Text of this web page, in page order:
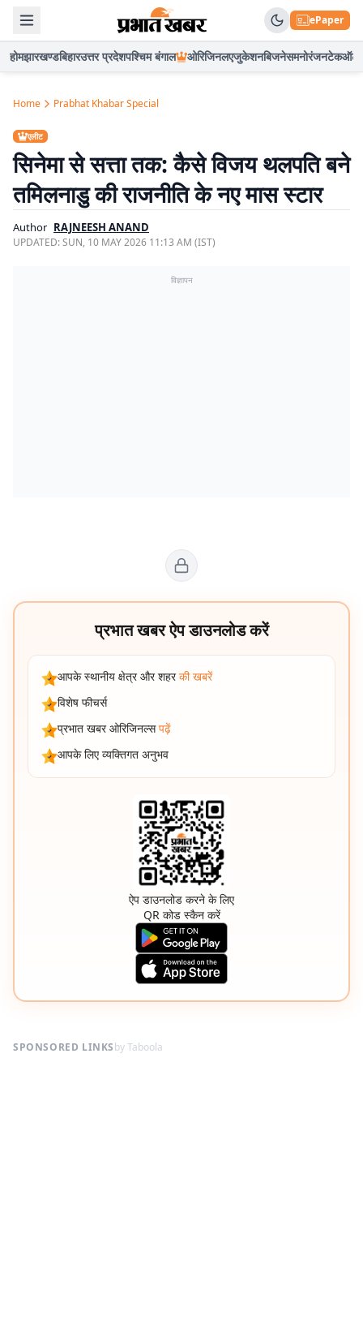
ePaper
होमझारखण्डबिहारउत्तर प्रदेशपश्चिम बंगाल ओरिजिनलएजुकेशनबिजनेसमनोरंजनटेकऑटो
Home Prabhat Khabar Special
एलीट
सिनेमा से सत्ता तक: कैसे विजय थलपति बने
तमिलनाडु की राजनीति के नए मास स्टार
Author RAJNEESH ANAND
UPDATED:SUN, 10 MAY 2026 11:13 AM (IST)
विज्ञापन
प्रभात खबर ऐप डाउनलोड करें
आपके स्थानीय क्षेत्र और शहर की खबरें
विशेष फीचर्स
प्रभात खबर ओरिजिनल्स पढ़ें
आपके लिए व्यक्तिगत अनुभव
ऐप डाउनलोड करने के लिए
QR कोड स्कैन करें
SPONSORED LINKSby Taboola